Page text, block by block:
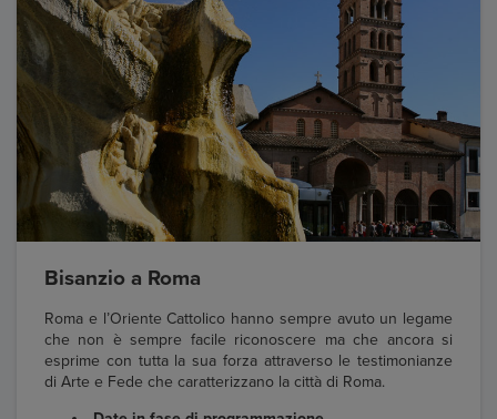
Bisanzio a Roma
Roma e l’Oriente Cattolico hanno sempre avuto un legame
che non è sempre facile riconoscere ma che ancora si
esprime con tutta la sua forza attraverso le testimonianze
di Arte e Fede che caratterizzano la città di Roma.